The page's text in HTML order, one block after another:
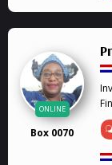
ONLINE
Box 0070